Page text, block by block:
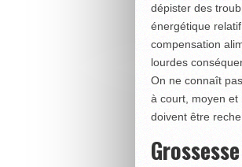
dépister des
énergétique
compensation
lourdes
On ne connaît
à court, moyen et
doivent être